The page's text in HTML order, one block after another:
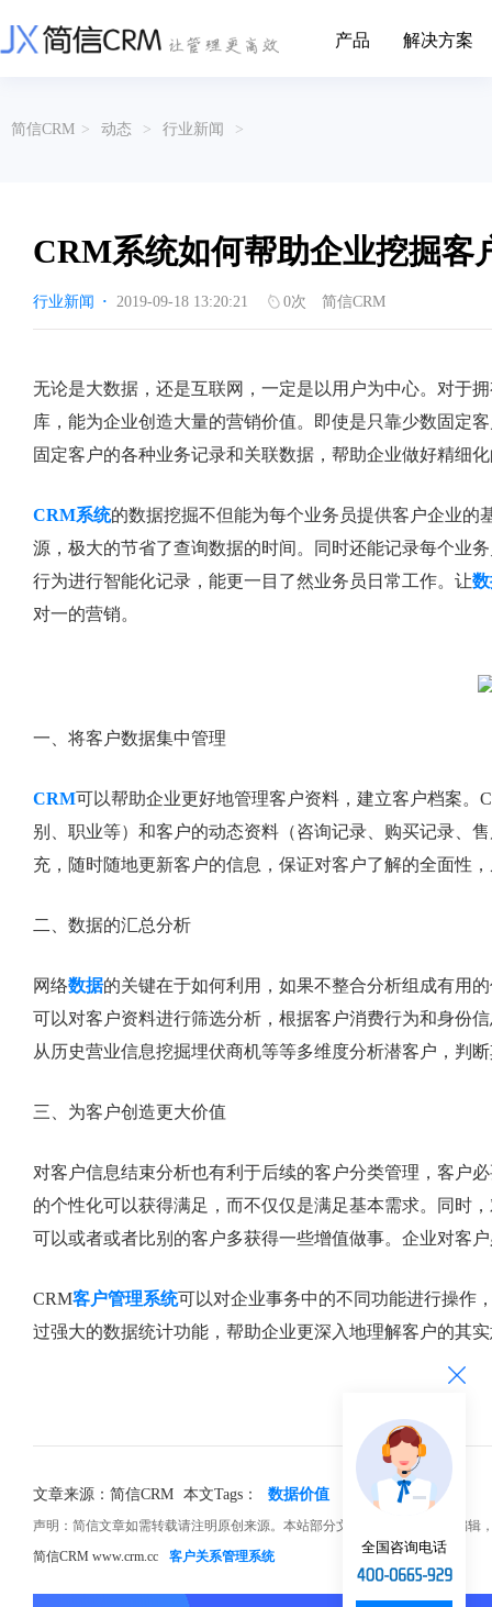
产品
营销云
从营销获客到商机转化的全流程管理
渠道云
融合分公司、经销商、总部伙伴管理
涵盖多种售前/后服务元素功能和接入
涵盖多种售前/后服务元素功能和接入
解决方案
挖现有客户价值以及开发更多新...
的现代化管理
传媒企业自身由于数字化传媒的发
展，对其内部控制建设和完善也是...
进装修行业往
互联网等相关信息技术的发展是支撑
互联网金融模式发展的基石，给...
通过数字化方
享受个性化的
帮助文档
以CRM产品为基础的功能点
关于简信
简信CRM > 动态 > 行业新闻 >
CRM系统如何帮助企业挖掘客
行业新闻 · 2019-09-18 13:20:21 0次 简信CRM
无论是大数据，还是互联网，一定是以用户为中心。对于
库，能为企业创造大量的营销价值。即使是只靠少数固定
固定客户的各种业务记录和关联数据，帮助企业做好精细
CRM系统的数据挖掘不但能为每个业务员提供客户企业的
源，极大的节省了查询数据的时间。同时还能记录每个业
行为进行智能化记录，能更一目了然业务员日常工作。让
对一的营销。
一、将客户数据集中管理
CRM可以帮助企业更好地管理客户资料，建立客户档案
别、职业等）和客户的动态资料（咨询记录、购买记录、
充，随时随地更新客户的信息，保证对客户了解的全面性
二、数据的汇总分析
网络数据的关键在于如何利用，如果不整合分析组成有用
可以对客户资料进行筛选分析，根据客户消费行为和身份
从历史营业信息挖掘埋伏商机等等多维度分析潜客户，判
三、为客户创造更大价值
对客户信息结束分析也有利于后续的客户分类管理，客户
的个性化可以获得满足，而不仅仅是满足基本需求。同时
可以或者或者比别的客户多获得一些增值做事。企业对客
CRM客户管理系统可以对企业事务中的不同功能进行操作
过强大的数据统计功能，帮助企业更深入地理解客户的其
文章来源：简信CRM 本文Tags： 数据价值 挖掘 CRM系统
声明：简信文章如需转载请注明原创来源。本站部分文章和图片来源网络编
简信CRM www.crm.cc
客户关系管理系统
全国咨询电话